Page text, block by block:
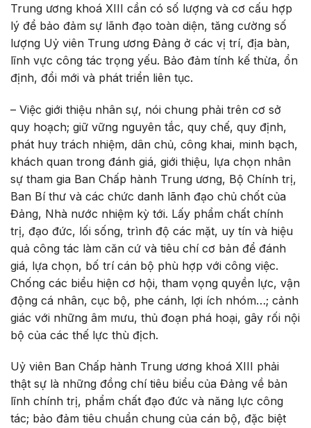
Trung ương khoá XIII cần có số lượng và cơ cấu hợp
lý để bảo đảm sự lãnh đạo toàn diện, tăng cường số
lượng Uỷ viên Trung ương Đảng ở các vị trí, địa bàn,
lĩnh vực công tác trọng yếu. Bảo đảm tính kế thừa, ổn
định, đổi mới và phát triển liên tục.
– Việc giới thiệu nhân sự, nói chung phải trên cơ sở
quy hoạch; giữ vững nguyên tắc, quy chế, quy định,
phát huy trách nhiệm, dân chủ, công khai, minh bạch,
khách quan trong đánh giá, giới thiệu, lựa chọn nhân
sự tham gia Ban Chấp hành Trung ương, Bộ Chính trị,
Ban Bí thư và các chức danh lãnh đạo chủ chốt của
Đảng, Nhà nước nhiệm kỳ tới. Lấy phẩm chất chính
trị, đạo đức, lối sống, trình độ các mặt, uy tín và hiệu
quả công tác làm căn cứ và tiêu chí cơ bản để đánh
giá, lựa chọn, bố trí cán bộ phù hợp với công việc.
Chống các biểu hiện cơ hội, tham vọng quyền lực, vận
động cá nhân, cục bộ, phe cánh, lợi ích nhóm…; cảnh
giác với những âm mưu, thủ đoạn phá hoại, gây rối nội
bộ của các thế lực thù địch.
Uỷ viên Ban Chấp hành Trung ương khoá XIII phải
thật sự là những đồng chí tiêu biểu của Đảng về bản
lĩnh chính trị, phẩm chất đạo đức và năng lực công
tác; bảo đảm tiêu chuẩn chung của cán bộ, đặc biệt